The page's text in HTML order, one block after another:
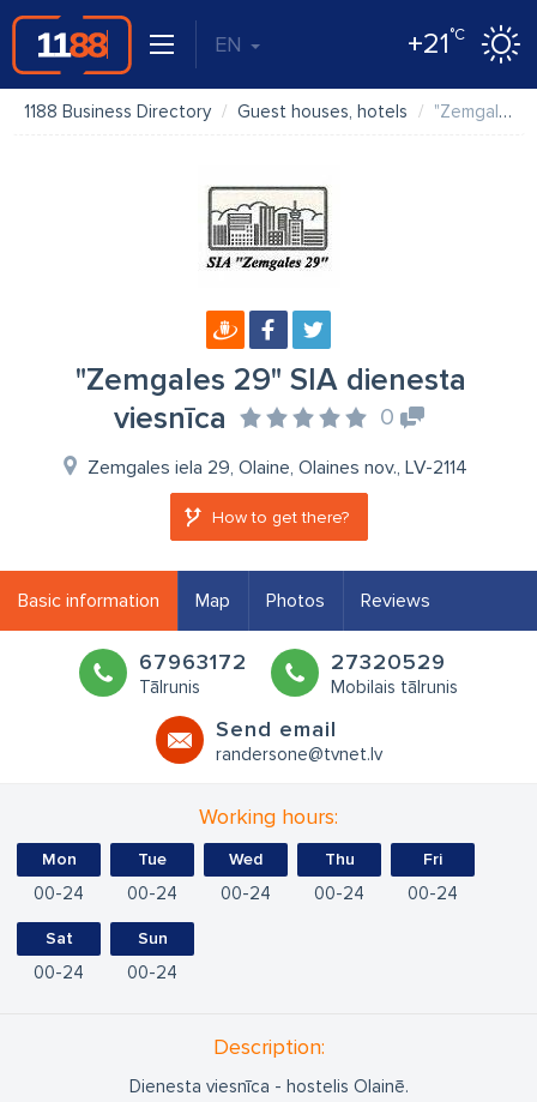
EN +21°C
1188 Business Directory Guest houses, hotels "Zemgales 29" SIA dienesta viesnīca
"Zemgales 29" SIA dienesta
viesnīca
0
Zemgales iela 29, Olaine, Olaines nov., LV-2114
How to get there?
Basic information Map Photos Reviews
67963172
Tālrunis
27320529
Mobilais tālrunis
Send email
randersone@tvnet.lv
Working hours:
Mon
00 24
Tue
00 24
Wed
00 24
Thu
00 24
Fri
00 24
Sat
00 24
Sun
00 24
Description:
Dienesta viesnīca - hostelis Olainē.